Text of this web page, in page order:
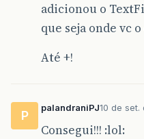
adicionou o
que seja onde vc
Até +!
P
palandraniPJ10 de set.
Consegui!!! :lol: